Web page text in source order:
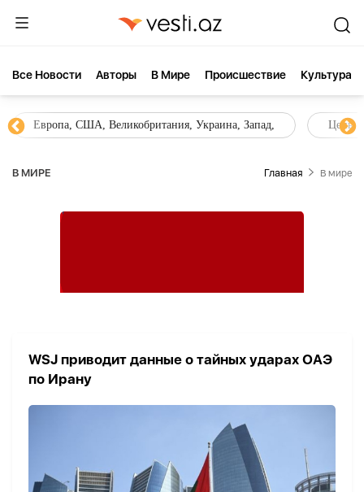
Все Новости Aвторы В Мире Происшествие Культура
Европа, США, Великобритания, Украина, Запад, Цены
В МИРЕ Главная В мире
WSJ приводит данные о тайных ударах ОАЭ
по Ирану